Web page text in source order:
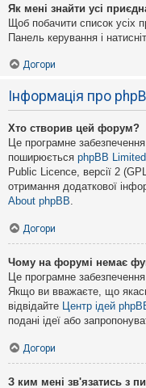
Як мені знайти усі
Щоб побачити список усіх
Панель керування і
Догори
Інформація про
Хто створив цей форум?
Це програмне
поширюється phpBB Limited
Public Licence, версії 2
отримання додаткової
About phpBB.
Догори
Чому на форумі немає
Це програмне
Якщо ви вважаєте, що
відвідайте Центр ідей
подані ідеї або
Догори
З ким мені зв'язатись з